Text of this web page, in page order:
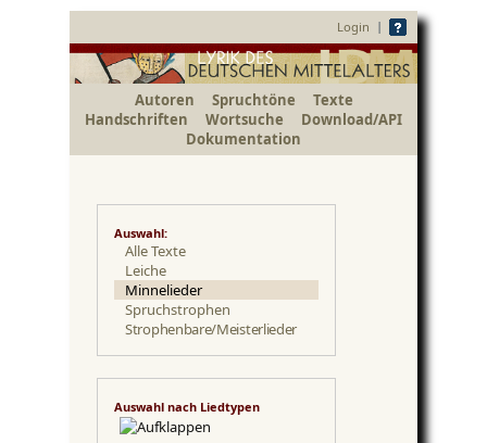
Login |
Autoren Spruchtöne
Texte
Handschriften
Wortsuche
Download/API
Dokumentation
Auswahl:
Alle Texte
Leiche
Minnelieder
Spruchstrophen
Strophenbare/Meisterlieder
Auswahl nach Liedtypen